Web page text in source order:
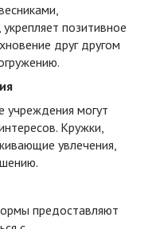
позитивное
друг другом
учреждения могут
Кружки,
увлечения,
предоставляют